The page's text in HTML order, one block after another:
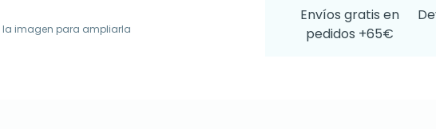
la imagen para ampliarla
Envíos gratis en
pedidos +65€